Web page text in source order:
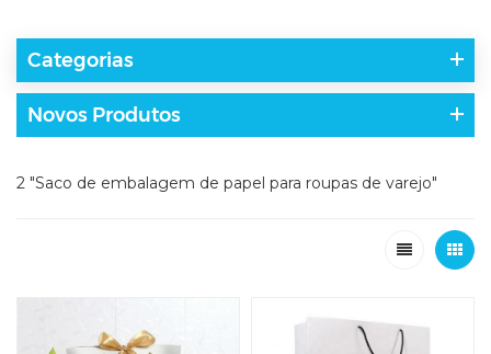
Categorias
Novos Produtos
2 "Saco de embalagem de papel para roupas de varejo"